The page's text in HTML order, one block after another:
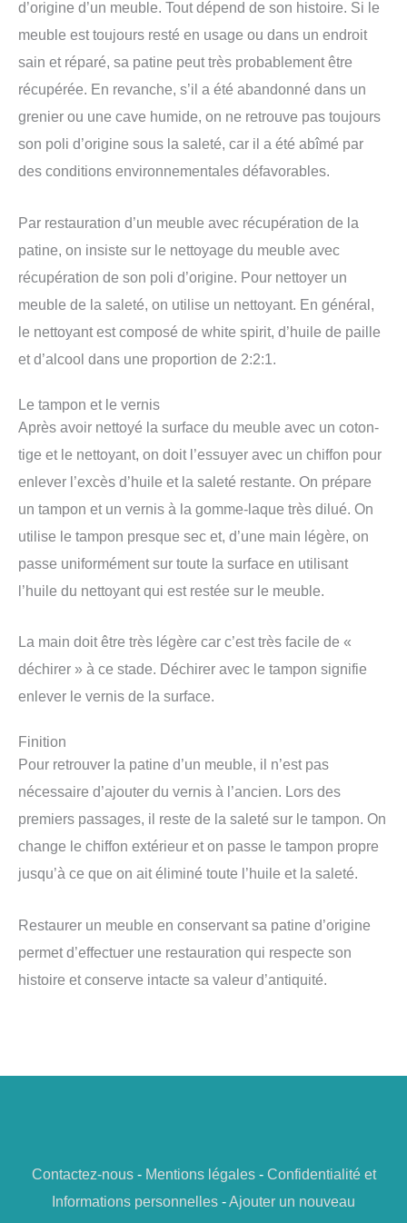
d’origine d’un meuble. Tout dépend de son histoire. Si le
meuble est toujours resté en usage ou dans un endroit
sain et réparé, sa patine peut très probablement être
récupérée. En revanche, s’il a été abandonné dans un
grenier ou une cave humide, on ne retrouve pas toujours
son poli d’origine sous la saleté, car il a été abîmé par
des conditions environnementales défavorables.
Par restauration d’un meuble avec récupération de la
patine, on insiste sur le nettoyage du meuble avec
récupération de son poli d’origine. Pour nettoyer un
meuble de la saleté, on utilise un nettoyant. En général,
le nettoyant est composé de white spirit, d’huile de paille
et d’alcool dans une proportion de 2:2:1.
Le tampon et le vernis
Après avoir nettoyé la surface du meuble avec un coton-
tige et le nettoyant, on doit l’essuyer avec un chiffon pour
enlever l’excès d’huile et la saleté restante. On prépare
un tampon et un vernis à la gomme-laque très dilué. On
utilise le tampon presque sec et, d’une main légère, on
passe uniformément sur toute la surface en utilisant
l’huile du nettoyant qui est restée sur le meuble.
La main doit être très légère car c’est très facile de «
déchirer » à ce stade. Déchirer avec le tampon signifie
enlever le vernis de la surface.
Finition
Pour retrouver la patine d’un meuble, il n’est pas
nécessaire d’ajouter du vernis à l’ancien. Lors des
premiers passages, il reste de la saleté sur le tampon. On
change le chiffon extérieur et on passe le tampon propre
jusqu’à ce que on ait éliminé toute l’huile et la saleté.
Restaurer un meuble en conservant sa patine d’origine
permet d’effectuer une restauration qui respecte son
histoire et conserve intacte sa valeur d’antiquité.
Contactez-nous- Mentions légales- Confidentialité et
Informations personnelles -Ajouter un nouveau